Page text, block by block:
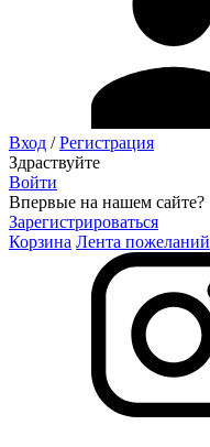
Вход /Регистрация
Здраствуйте
Войти
Впервые на нашем сайте?
Зарегистрироваться
Корзина Лента пожеланий